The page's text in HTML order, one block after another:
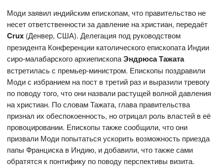
Моди заявил индийским епископам, что правительство не
несет ответственности за давление на христиан, передаёт
Crux (Денвер, США). Делегация под руководством
президента Конференции католического епископата Индии
сиро-малабарского архиепископаЭндрюса Тажата
встретилась с премьер-министром. Епископы поздравили
Моди с избранием на пост в третий раз и выразили тревогу
по поводу того, что они назвали растущей волной давления
на христиан. По словам Тажата, глава правительства
признал их обеспокоенность, но отрицал роль властей в её
провоцировании. Епископы также сообщили, что они
призвали Моди попытаться ускорить возможность приезда
папы Франциска в Индию, и добавили, что также сами
обратятся к понтифику по поводу перспективы визита.